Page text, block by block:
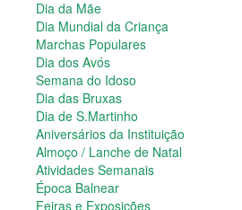
Almoço / Lanche de Natal
Atividades Semanais
Época Balnear
Feiras e Exposições
Grupos Musicais do Centro de Dia
Outras Actividades
Passeio Vila Nova de Cerveira
Passeio a Fátima
Passeio Convívio em Pombal
Passeio a Águeda
Assembleias Gerais
Semana Sénior
Dia da Mãe
Dia Mundial da Criança
Marchas Populares
Dia dos Avós
Semana do Idoso
Dia das Bruxas
Dia de S.Martinho
Aniversários da Instituição
Almoço / Lanche de Natal
Atividades Semanais
Época Balnear
Feiras e Exposições